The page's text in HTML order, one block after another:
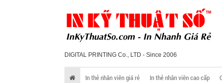
DIGITAL PRINTING Co., LTD - Since 2006
In thẻ nhân viên giá rẻ In thẻ nhân viên cao cấp